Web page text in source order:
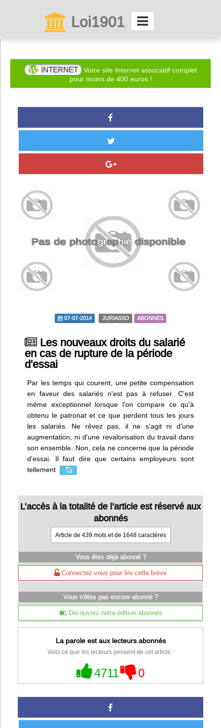
Loi1901
Connexion
Partager
VieAsso
Abo Lettrasso
Désabo Lettrasso
Nous contacter
INTERNET
Votre site Internet associatif complet
pour moins de 400 euros !
07-07-2014 JURIASSO ABONNES
Les nouveaux droits du salarié
en cas de rupture de la période
d'essai
Par les temps qui courent, une petite compensation
en faveur des salariés n'est pas à refuser. C'est
même exceptionnel lorsque l'on compare ce qu'à
obtenu le patronat et ce que perdent tous les jours
les salariés. Ne rêvez pas, il ne s'agit ni d'une
augmentation, ni d'une revalorisation du travail dans
son ensemble. Non, cela ne concerne que la période
d'essai. Il faut dire que certains employeurs sont
tellement
L’accès à la totalité de l’article est réservé aux
abonnés
Article de 439 mots et de 1648 caractères
Vous êtes déjà abonné ?
Connectez-vous pour lire cette brève
Vous n'êtes pas encore abonné ?
Découvrez notre édition abonnés
La parole est aux lecteurs abonnés
Voici ce que les lecteurs pensent de cet article :
4711 0